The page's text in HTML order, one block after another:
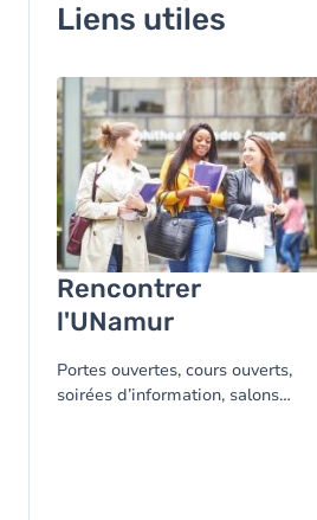
Liens utiles
Image
Rencontrer
l'UNamur
Portes ouvertes, cours ouverts,
soirées d’information, salons…